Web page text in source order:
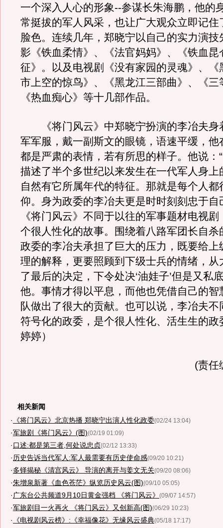
一个深入人心的形象--参谋长朱海鹏，他的
常挺拔的军人风采，也让广大观众立即记住
脸色。连续几年，郑晓宁以自己的实力演技
影《铁血柔情》、《法官妈妈》、《铁血昆
征》。以及电视剧《没有家园的灵魂》、《
市上空的惊鸟》、《黑龙江三部曲》、《三
《热血痴心》等十几部作品。
《将门风云》中郑晓宁扮演的李冶夫身
军军服，戴一副斯文的眼镜，语速平缓，他
都是严肃的表情，若有所思的样子。他说：
描述了半个多世纪以来发生在一代军人身上
自然有它所属年代的特征。那就是每个人都
仰。身为政委的李冶夫更是时时刻刻忠于自
《将门风云》不同于以往的军事题材电视
个很人性化的故事。围绕着八路军团长自杀
政委的李冶夫承担了巨大的压力，既要给上
理的解释，更要照顾到下级士兵的情绪，从
了最后的决定，下令处决‘油娃子’但是又私
他。事情才得以平息，而他也凭借自己的智
队做出了很大的贡献。也可以说，李冶夫不
符号化的政委，是个很人性化、活生生的政
婷婷）
(责任
相关新闻
·
《将门风云》北京热播 郑晓宁出演人性化政委(02/24 13:04)
·军旅剧《将门风云》(图)(02/19 01:09)
·口述:都是第三者,何处说忠贞(02/12 13:33)
· 历史告诉当代军人:军人最需要有历史使命感(09/20 10:21)
·多铎揭秘《清宫风云》 导演的离开与姜文无关(09/20 08:06)
·朱增泉新著《血色苍茫》纵览历史风云(图)(09/10 05:05)
· 广东台公共频道9月10日黄金强档 《将门风云》 (09/07 14:57)
·军旅剧目一火再火 《将门风云》又创新高(图)(06/29 10:23)
· 《电视剧风云榜》:《幸福像花》无缘风云盛典(05/18 17:17)